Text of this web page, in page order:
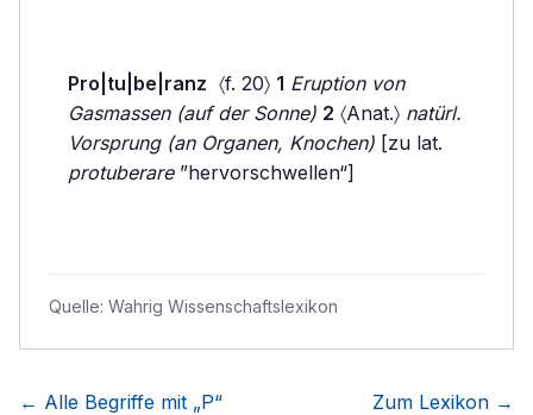
Pro|tu|be|ranz 〈f. 20〉 1 Eruption von
Gasmassen (auf der Sonne) 2 〈Anat.〉 natürl.
Vorsprung (an Organen, Knochen) [zu lat.
protuberare”hervorschwellen“]
Quelle: Wahrig Wissenschaftslexikon
← Alle Begriffe mit „P“ Zum Lexikon →